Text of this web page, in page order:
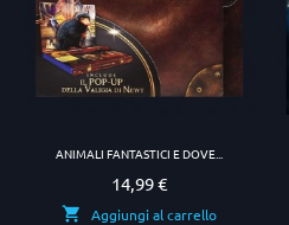
ANIMALI FANTASTICI E DOVE...
Prezzo
14,99 €
Aggiungi al carrello